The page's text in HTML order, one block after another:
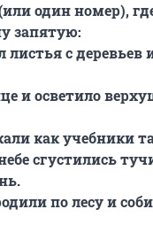
один номер),
запятую:
листья с
и осветило
как учебники
сгустились
по лесу и